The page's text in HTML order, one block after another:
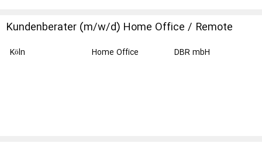
Kundenberater (m/w/d) Home Office / Remote
Köln Home Office DBR mbH